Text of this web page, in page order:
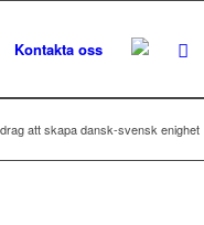
Kontakta oss
att skapa dansk-svensk enighet